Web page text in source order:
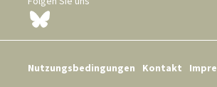
Nutzungsbedingungen Kontakt